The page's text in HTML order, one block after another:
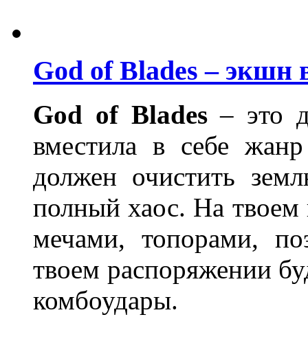
God of Blades – экшн
God of Blades– это
вместила в себе
должен очистить
полный хаос. На твоем
мечами, топорами,
твоем распоряжении
комбоудары.